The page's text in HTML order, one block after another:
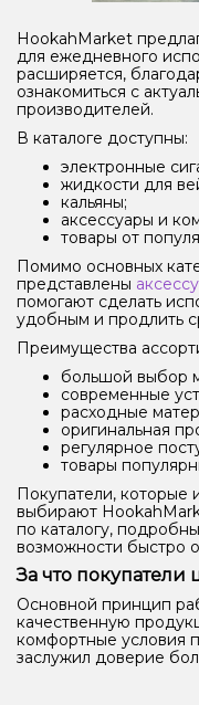
HookahMarket
для ежедневного
расширяется,
ознакомиться с
производителей.
В каталоге доступны:
электронные
жидкости для
кальяны;
аксессуары и
товары от
Помимо основных
представлены
помогают сделать
удобным и продлить
Преимущества
большой выбор
современные
расходные
оригинальная
регулярное
товары
Покупатели,
выбирают
по каталогу,
возможности быстро
За что покупатели
Основной принцип
качественную
комфортные условия
заслужил доверие